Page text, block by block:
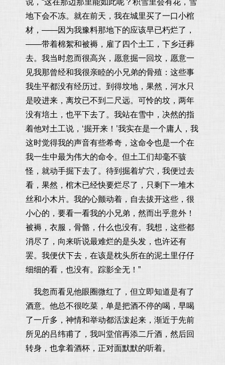
地下会不冻。就在前天，我在城里买了一口小棺
材，——因为我豫料那地下的应该早已朽烂了，
——带着棉絮和被褥，雇了四个土工，下乡迁葬
去。我当时忽而很高兴，愿意掘一回坟，愿意一
见我那曾经和我很亲睦的小兄弟的骨殖：这些事
我生平都没有经历过。到得坟地，果然，河水只
是咬进来，离坟已不到二尺远。可怜的坟，两年
没有培土，也平下去了。我站在雪中，决然的指
着他对土工说，‘掘开来！’我实在是一个庸人，我
这时觉得我的声音有些希奇，这命令也是一个在
我一生中最为伟大的命令。但土工们却毫不骇
怪，就动手掘下去了。待到掘着圹穴，我便过去
看，果然，棺木已经快要烂尽了，只剩下一堆木
丝和小木片。我的心颤动着，自去拔开这些，很
小心的，要看一看我的小兄弟，然而出乎意外！
被褥，衣服，骨骼，什么也没有。我想，这些都
消尽了，向来听说最难烂的是头发，也许还有
罢。我便伏下去，在该是枕头所在的泥土里仔仔
细细的看，也没有。踪影全无！”
我忽而看见他眼圈微红了，但立即知道是有了
酒意。他总不很吃菜，单是把酒不停的喝，早喝
了一斤多，神情和举动都活泼起来，渐近于先前
所见的吕纬甫了，我叫堂倌再添二斤酒，然后回
转身，也拿着酒杯，正对面默默的听着。